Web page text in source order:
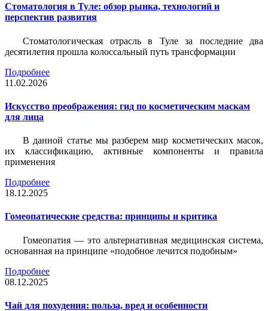
Стоматология в Туле: обзор рынка, технологий и
перспектив развития
Стоматологическая отрасль в Туле за последние два
десятилетия прошла колоссальный путь трансформации
Подробнее
11.02.2026
Искусство преображения: гид по косметическим маскам
для лица
В данной статье мы разберем мир косметических масок,
их классификацию, активные компоненты и правила
применения
Подробнее
18.12.2025
Гомеопатические средства: принципы и критика
Гомеопатия — это альтернативная медицинская система,
основанная на принципе «подобное лечится подобным»
Подробнее
08.12.2025
Чай для похудения: польза, вред и особенности